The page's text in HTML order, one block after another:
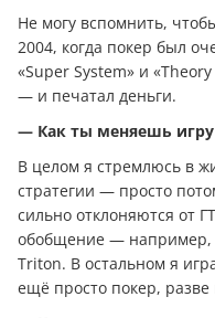
Не могу вспомнить,
2004, когда покер был
«Super System» и
— и печатал деньги.
— Как ты меняешь
В целом я стремлюсь в
стратегии — просто
сильно отклоняются от
обобщение — например,
Triton. В остальном я
ещё просто покер, разве